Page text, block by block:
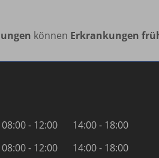
können Erkrankungen
08:00 - 12:00
14:00 - 18:00
08:00 - 12:00
14:00 - 18:00